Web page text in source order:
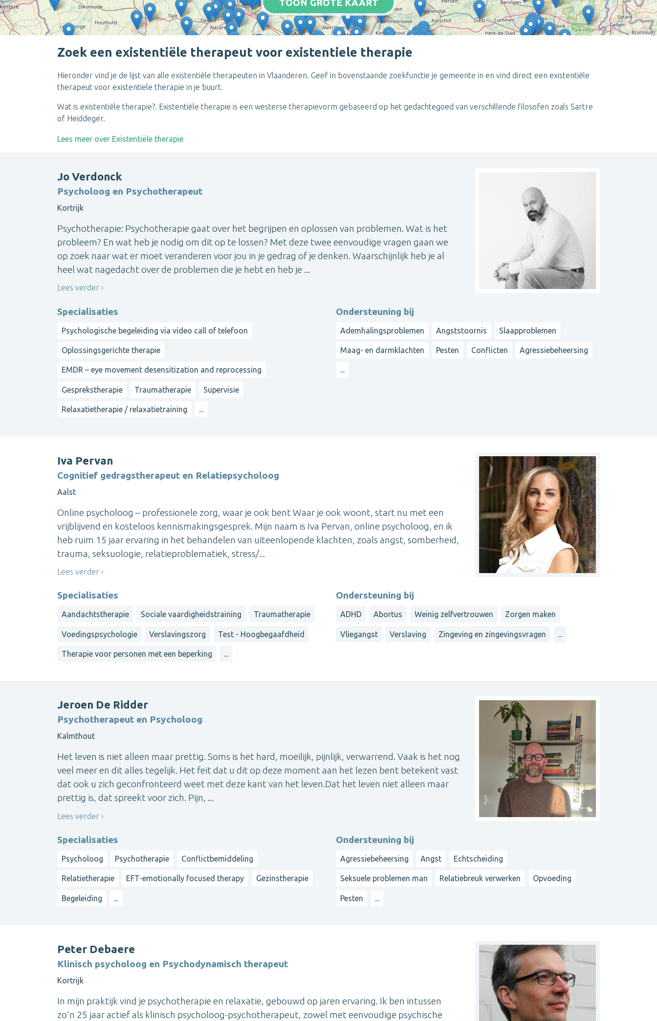
TOON GROTE KAART
Leaflet | ©
Zoek een existentiële therapeut voor existentiele therapie
Hieronder vind je de lijst van alle existentiële therapeuten in Vlaanderen. Geef in bovenstaande zoekfunctie je gemeente in en vind direct een existentiële
therapeut voor existentiele therapie in je buurt.
Wat is existentiële therapie?. Existentiële therapie is een westerse therapievorm gebaseerd op het gedachtegoed van verschillende filosofen zoals Sartre
of Heiddeger.
Lees meer over Existentiële therapie
Jo Verdonck
Psycholoog en Psychotherapeut
Kortrijk
Psychotherapie: Psychotherapie gaat over het begrijpen en oplossen van problemen. Wat is het
probleem? En wat heb je nodig om dit op te lossen? Met deze twee eenvoudige vragen gaan we
op zoek naar wat er moet veranderen voor jou in je gedrag of je denken. Waarschijnlijk heb je al
heel wat nagedacht over de problemen die je hebt en heb je ...
Lees verder
Specialisaties
Psychologische begeleiding via video call of telefoon
Oplossingsgerichte therapie
EMDR – eye movement desensitization and reprocessing
Gesprekstherapie Traumatherapie Supervisie
Relaxatietherapie / relaxatietraining ...
Ondersteuning bij
Ademhalingsproblemen Angststoornis Slaapproblemen
Maag- en darmklachten Pesten Conflicten Agressiebeheersing
...
Iva Pervan
Cognitief gedragstherapeut en Relatiepsycholoog
Aalst
Online psycholoog – professionele zorg, waar je ook bent Waar je ook woont, start nu met een
vrijblijvend en kosteloos kennismakingsgesprek. Mijn naam is Iva Pervan, online psycholoog, en ik
heb ruim 15 jaar ervaring in het behandelen van uiteenlopende klachten, zoals angst, somberheid,
trauma, seksuologie, relatieproblematiek, stress/...
Lees verder
Specialisaties
Aandachtstherapie Sociale vaardigheidstraining Traumatherapie
Voedingspsychologie Verslavingszorg Test - Hoogbegaafdheid
Therapie voor personen met een beperking ...
Ondersteuning bij
ADHD Abortus Weinig zelfvertrouwen Zorgen maken
Vliegangst Verslaving Zingeving en zingevingsvragen
Jeroen De Ridder
Psychotherapeut en Psycholoog
Kalmthout
Het leven is niet alleen maar prettig. Soms is het hard, moeilijk, pijnlijk, verwarrend. Vaak is het nog
veel meer en dit alles tegelijk. Het feit dat u dit op deze moment aan het lezen bent betekent vast
dat ook u zich geconfronteerd weet met deze kant van het leven.Dat het leven niet alleen maar
prettig is, dat spreekt voor zich. Pijn, ...
Lees verder
Specialisaties
Psycholoog Psychotherapie Conflictbemiddeling
Relatietherapie EFT-emotionally focused therapy Gezinstherapie
Begeleiding ...
Ondersteuning bij
Agressiebeheersing Angst Echtscheiding
Seksuele problemen man Relatiebreuk verwerken Opvoeding
Pesten ...
Peter Debaere
Klinisch psycholoog en Psychodynamisch therapeut
Kortrijk
In mijn praktijk vind je psychotherapie en relaxatie, gebouwd op jaren ervaring. Ik ben intussen
zo'n 25 jaar actief als klinisch psycholoog-psychotherapeut, zowel met eenvoudige psychische